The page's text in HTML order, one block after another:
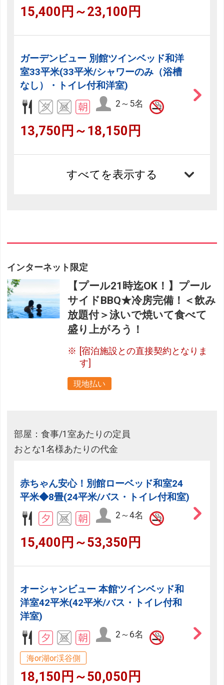
15,400円～23,100円
ガーデンビュー 別館ツインベッド和洋
室33平米(33平米/シャワーのみ（浴槽
なし）・トイレ付和洋室)
2～5名
13,750円～18,150円
すべてを表示する
インターネット限定
【プール21時迄OK！】プール
サイドBBQ★冷房完備！＜飲み
放題付＞泳いで焼いて食べて
盛り上がろう！
[宿泊施設との直接契約となりま
す]
現地払い
部屋：食事/1室あたりの定員
おとな1名様あたりの代金
赤ちゃん安心！別館ローベッド和室24
平米◆8畳(24平米/バス・トイレ付和室)
2～4名
15,400円～53,350円
オーシャンビュー 本館ツインベッド和
洋室42平米(42平米/バス・トイレ付和
洋室)
2～6名
海or湖or渓谷側
18,150円～50,050円